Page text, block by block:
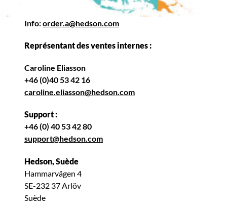
Info:order.a@hedson.com
Représentant des ventes internes :
Caroline Eliasson
+46 (0)40 53 42 16
caroline.eliasson@hedson.com
Support :
+46 (0) 40 53 42 80
support@hedson.com
Hedson, Suède
Hammarvägen 4
SE-232 37 Arlöv
Suède